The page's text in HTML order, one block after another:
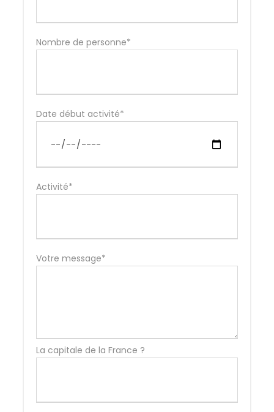
Nombre de personne*
Date début activité*
Activité*
Votre message*
La capitale de la France ?